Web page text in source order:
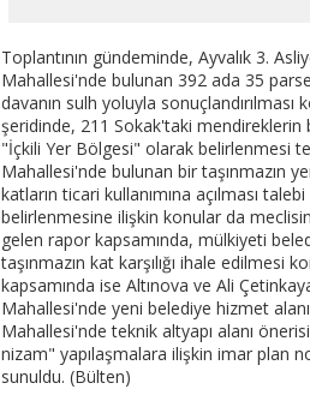
Toplantının gündeminde, Ayvalık 3.
Mahallesi'nde bulunan 392 ada 35
davanın sulh yoluyla
şeridinde, 211 Sokak'taki mendireklerin
"İçkili Yer Bölgesi" olarak belirlenmesi
Mahallesi'nde bulunan bir taşınmazın
katların ticari kullanımına açılması
belirlenmesine ilişkin konular da
gelen rapor kapsamında, mülkiyeti
taşınmazın kat karşılığı ihale edilmesi
kapsamında ise Altınova ve Ali
Mahallesi'nde yeni belediye hizmet
Mahallesi'nde teknik altyapı alanı
nizam" yapılaşmalara ilişkin imar plan
sunuldu. (Bülten)